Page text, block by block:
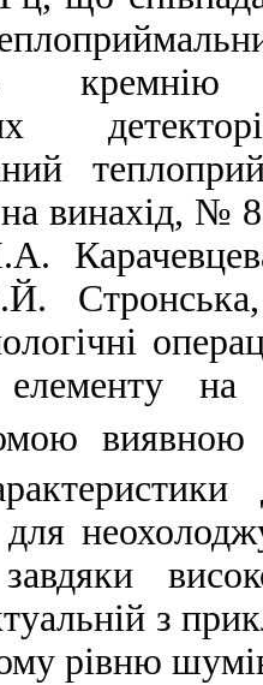
на винахід,
елементу
виявною
завдяки
з
рівню